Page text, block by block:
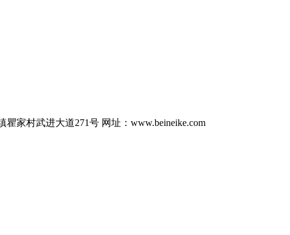
瞿家村武进大道271号 网址：www.beineike.com